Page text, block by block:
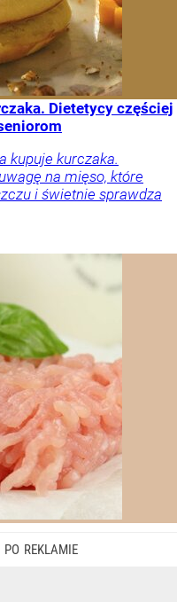
Dietetycy częściej
kupuje kurczaka.
na mięso, które
i świetnie sprawdza